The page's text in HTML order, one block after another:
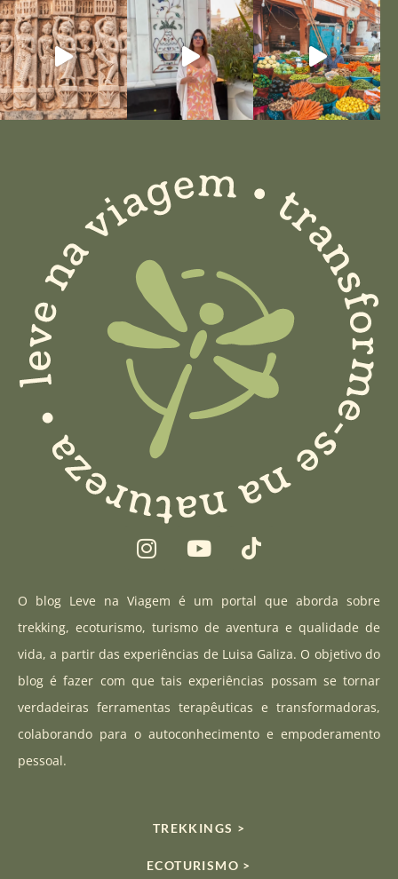
I
n
t
a
g
a
m
Y
o
t
u
b
T
i
t
o
k
O blog Leve na Viagem é um portal que aborda sobre
trekking, ecoturismo, turismo de aventura e qualidade de
vida, a partir das experiências de Luisa Galiza. O objetivo do
blog é fazer com que tais experiências possam se tornar
verdadeiras ferramentas terapêuticas e transformadoras,
colaborando para o autoconhecimento e empoderamento
pessoal.
TREKKINGS >
ECOTURISMO >